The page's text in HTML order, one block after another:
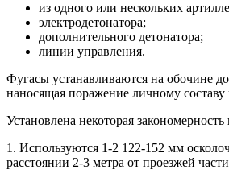
из одного или нескольких
электродетонатора;
дополнительного детонатора;
линии управления.
Фугасы устанавливаются на обочине
наносящая поражение личному
Установлена некоторая
1. Используются 1-2 122-152 мм
расстоянии 2-3 метра от проезжей